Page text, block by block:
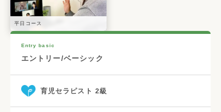
平日コース
Entry basic
エントリー/ベーシック
育児セラピスト 2級